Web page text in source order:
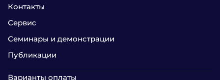
Контакты
Сервис
Семинары и демонстрации
Публикации
Варианты оплаты